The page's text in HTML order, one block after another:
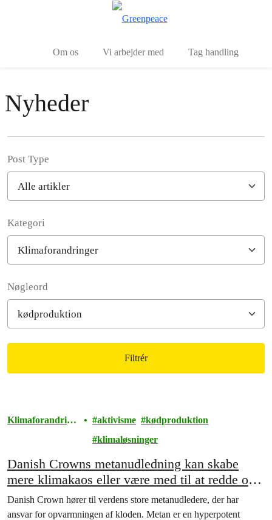
Om os Vi arbejder med Tag handling
Nyheder
Post Type
Kategori
Nøgleord
Filtrér
Klimaforandring
aktivisme
kødproduktion
klimaløsninger
Danish Crowns metanudledning kan skabe
mere klimakaos eller være med til at redde os
på målstregen
Danish Crown hører til verdens store metanudledere, der har
ansvar for opvarmningen af kloden. Metan er en hyperpotent